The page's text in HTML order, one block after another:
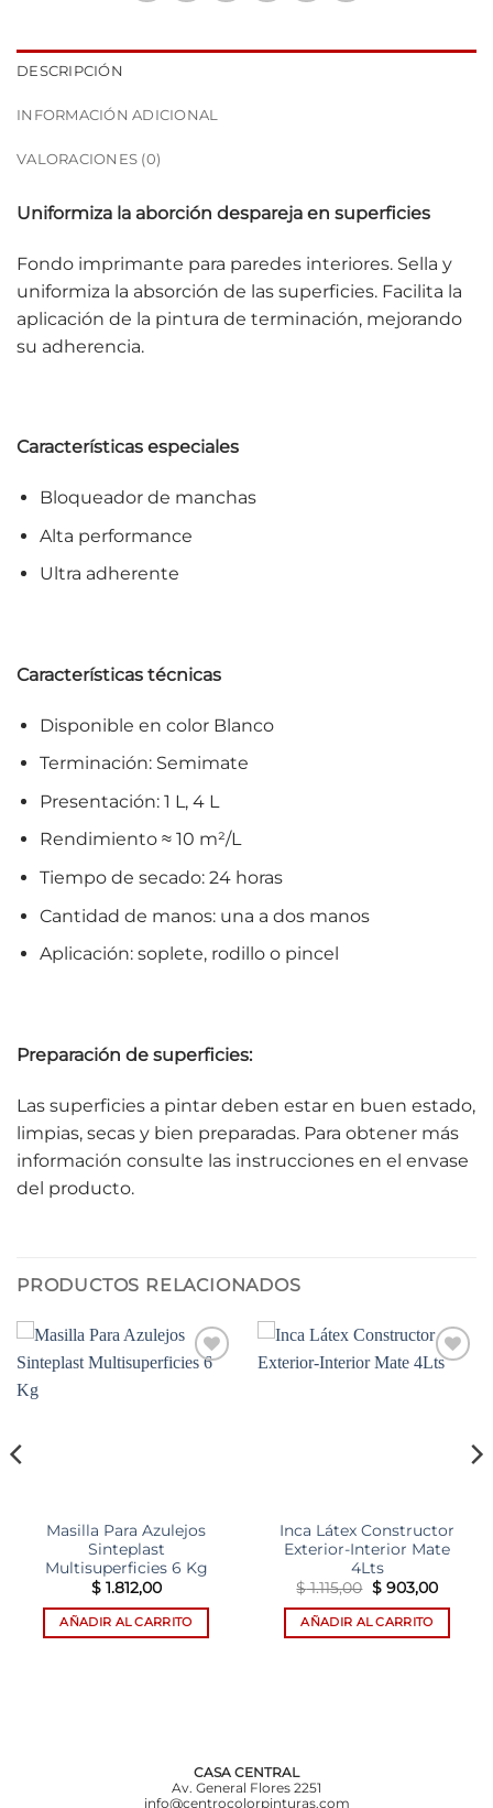
DESCRIPCIÓN
INFORMACIÓN ADICIONAL
VALORACIONES (0)
Uniformiza la aborción despareja en superficies
Fondo imprimante para paredes interiores. Sella y
uniformiza la absorción de las superficies. Facilita la
aplicación de la pintura de terminación, mejorando
su adherencia.
Características especiales
Bloqueador de manchas
Alta performance
Ultra adherente
Características técnicas
Disponible en color Blanco
Terminación: Semimate
Presentación: 1 L, 4 L
Rendimiento ≈ 10 m²/L
Tiempo de secado: 24 horas
Cantidad de manos: una a dos manos
Aplicación: soplete, rodillo o pincel
Preparación de superficies:
Las superficies a pintar deben estar en buen estado,
limpias, secas y bien preparadas. Para obtener más
información consulte las instrucciones en el envase
del producto.
PRODUCTOS RELACIONADOS
Masilla Para Azulejos
Sinteplast
Multisuperficies 6 Kg
$1.812,00
AÑADIR AL CARRITO
Inca Látex Constructor
Exterior-Interior Mate
4Lts
$1.115,00 El
precio
original
era:
$ 1.115,00.
$903,00El
actual
$
AÑADIR AL CARRITO
CASA CENTRAL
Av. General Flores 2251
info@centrocolorpinturas.com